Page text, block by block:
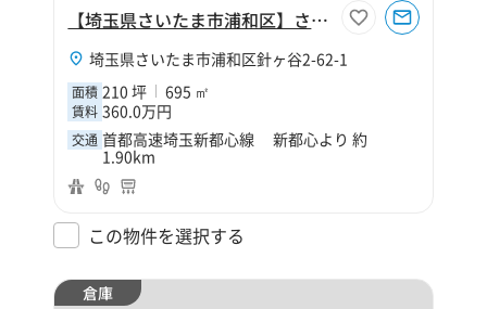
【埼玉県さいたま市浦和区】さいたま市浦和区針ヶ谷2丁目210坪倉庫
埼玉県さいたま市浦和区針ヶ谷2-62-1
面積 210 坪 695 ㎡
賃料 360.0万円
交通 首都高速埼玉新都心線 新都心より 約
1.90km
この物件を選択する
倉庫